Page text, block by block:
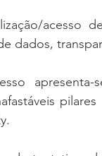
acesso
dados,